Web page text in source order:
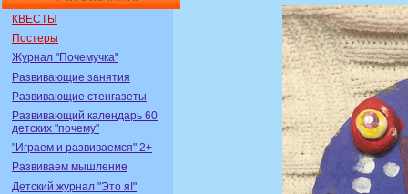
КВЕСТЫ
Постеры
Журнал "Почемучка"
Развивающие занятия
Развивающие стенгазеты
Развивающий календарь 60
детских "почему"
"Играем и развиваемся" 2+
Развиваем мышление
Детский журнал "Это я!"